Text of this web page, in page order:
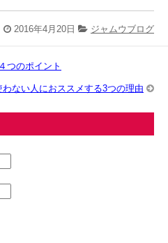
2016年4月20日 ジャムウブログ
つのポイント
ない人におススメする3つの理由